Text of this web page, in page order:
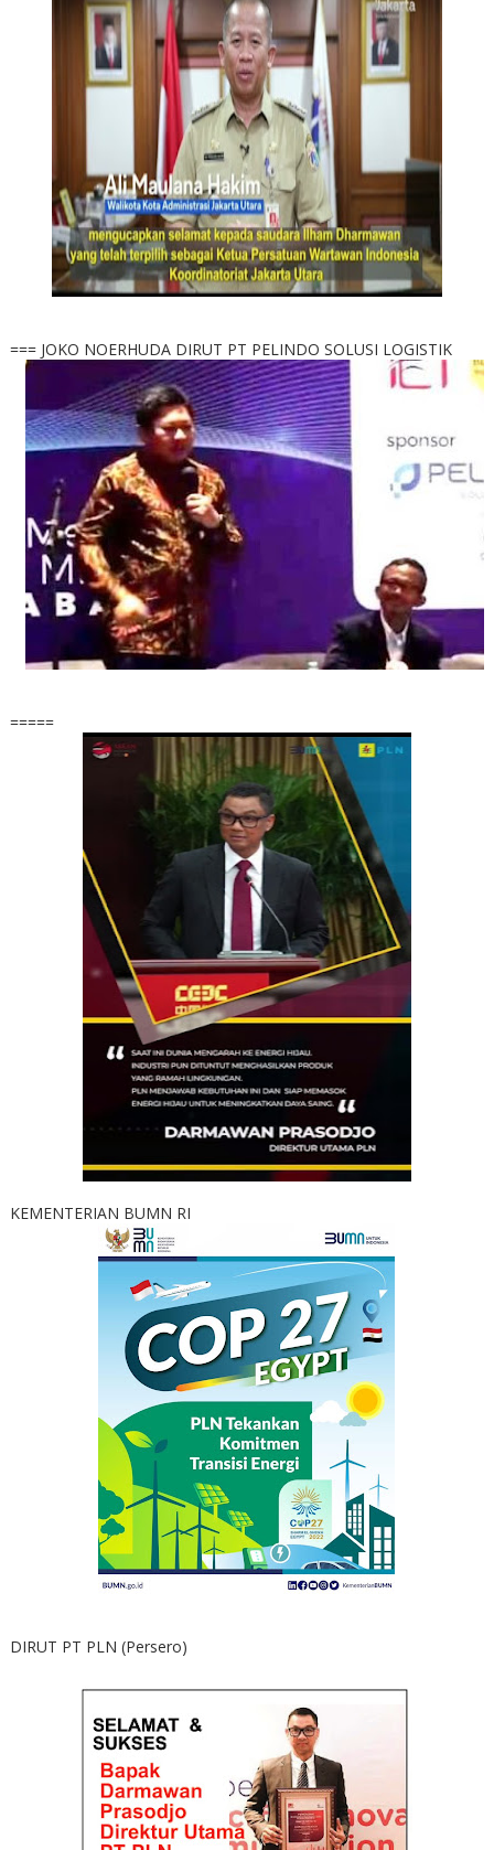
=== JOKO NOERHUDA DIRUT PT PELINDO SOLUSI LOGISTIK
=====
KEMENTERIAN BUMN RI
DIRUT PT PLN (Persero)